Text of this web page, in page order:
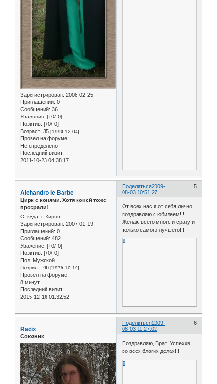
Зарегистрирован: 2008-02-25
Приглашений: 0
Сообщений: 36
Уважение: [+0/-0]
Позитив: [+0/-0]
Возраст: 35 [1990-12-04]
Провел на форуме:
Не определено
Последний визит:
2011-10-23 04:38:17
Поделиться 5
2009-
08-03 10:51:27
Alehandro le Barbe
Цирк с конями. Хотя коней тоже
просрали!
Откуда: г. Киров
Зарегистрирован: 2007-01-19
Приглашений: 0
Сообщений: 482
Уважение: [+0/-0]
Позитив: [+0/-0]
Пол: Мужской
Возраст: 46 [1979-10-16]
Провел на форуме:
8 минут
Последний визит:
2015-12-16 01:32:52
От всех нас и от себя лично
поздравляю с юбилеем!!!
Желаю всего много и сразу и
только самого лучшего!!!
0
Поделиться 6
2009-
08-03 11:27:02
Radix
Союзник
Поздравляю, Брат! Успехов
во всех благих делах!!!
0